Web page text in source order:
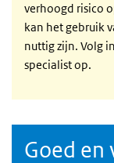
verhoogd risico
kan het gebruik
nuttig zijn. Volg
specialist op.
Goed en